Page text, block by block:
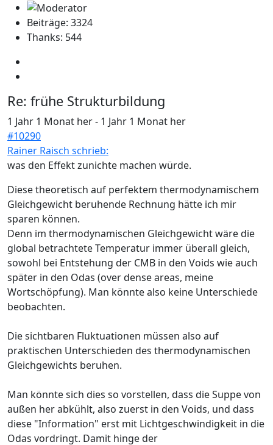
Beiträge: 3324
Thanks: 544
Re: frühe Strukturbildung
1 Jahr 1 Monat her- 1 Jahr 1 Monat her
#10290
Rainer Raisch schrieb:
was den Effekt zunichte machen würde.
Diese theoretisch auf perfektem thermodynamischem
Gleichgewicht beruhende Rechnung hätte ich mir
sparen können.
Denn im thermodynamischen Gleichgewicht wäre die
global betrachtete Temperatur immer überall gleich,
sowohl bei Entstehung der CMB in den Voids wie auch
später in den Odas (over dense areas, meine
Wortschöpfung). Man könnte also keine Unterschiede
beobachten.
Die sichtbaren Fluktuationen müssen also auf
praktischen Unterschieden des thermodynamischen
Gleichgewichts beruhen.
Man könnte sich dies so vorstellen, dass die Suppe von
außen her abkühlt, also zuerst in den Voids, und dass
diese "Information" erst mit Lichtgeschwindigkeit in die
Odas vordringt. Damit hinge der